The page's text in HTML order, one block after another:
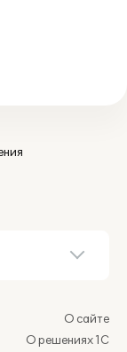
О сайте
О решениях 1С